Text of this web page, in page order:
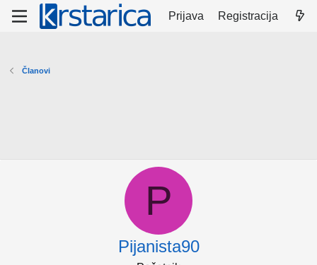
Prijava Registracija
Članovi
P
Pijanista90